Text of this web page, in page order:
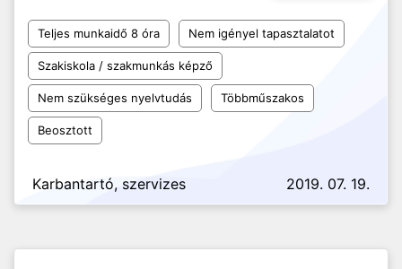
Teljes munkaidő 8 óra Nem igényel tapasztalatot
Szakiskola / szakmunkás képző
Nem szükséges nyelvtudás Többműszakos
Beosztott
Karbantartó, szervizes 2019. 07. 19.